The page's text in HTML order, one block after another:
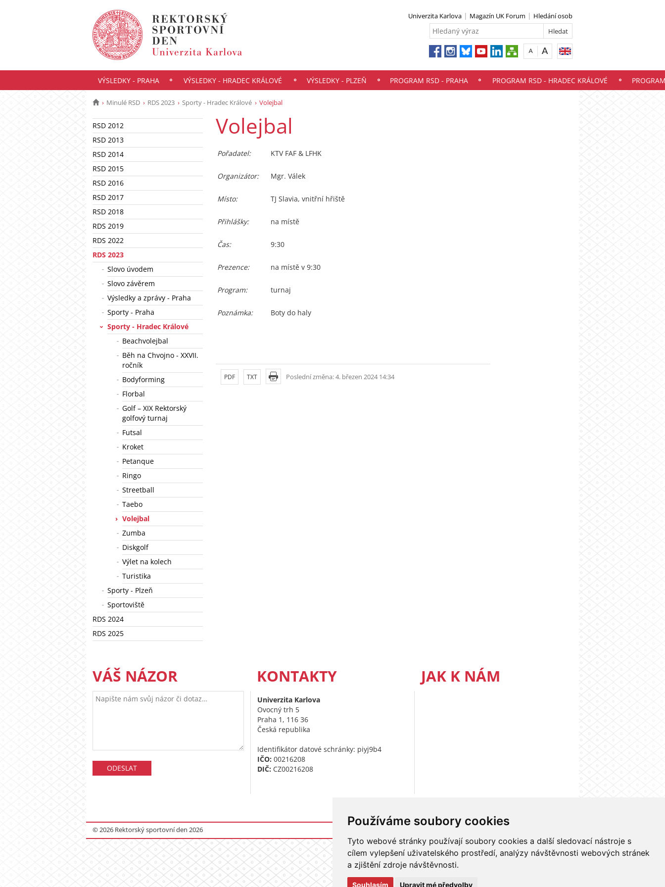
Používáme soubory cookies
Tyto webové stránky používají soubory cookies a další sledovací nástroje s
cílem vylepšení uživatelského prostředí, analýzy návštěvnosti webových stránek
a zjištění zdroje návštěvnosti.
Souhlasím Upravit mé předvolby
Univerzita Karlova Magazín UK Forum Hledání osob
VÝSLEDKY - PRAHA VÝSLEDKY - HRADEC KRÁLOVÉ VÝSLEDKY - PLZEŇ PROGRAM RSD - PRAHA PROGRAM RSD - HRADEC KRÁLOVÉ
Minulé RSD RDS 2023 Sporty - Hradec Králové Volejbal
RSD 2012
RSD 2013
RSD 2014
RSD 2015
RSD 2016
RSD 2017
RSD 2018
RDS 2019
RDS 2022
RDS 2023
Slovo úvodem
Slovo závěrem
Výsledky a zprávy - Praha
Sporty - Praha
Sporty - Hradec Králové
Beachvolejbal
Běh na Chvojno - XXVII.
ročník
Bodyforming
Florbal
Golf – XIX Rektorský
golfový turnaj
Futsal
Kroket
Petanque
Ringo
Streetball
Taebo
Volejbal
Zumba
Diskgolf
Výlet na kolech
Turistika
Sporty - Plzeň
Sportoviště
RDS 2024
RDS 2025
Volejbal
Pořadatel: KTV FAF & LFHK
Organizátor: Mgr. Válek
Místo: TJ Slavia, vnitřní hřiště
Přihlášky: na místě
Čas: 9:30
Prezence: na místě v 9:30
Program: turnaj
Poznámka: Boty do haly
Poslední změna: 4. březen 2024 14:34
PDF TXT
VÁŠ NÁZOR KONTAKTY
Univerzita Karlova
Ovocný trh 5
Praha 1, 116 36
Česká republika
Identifikátor datové schránky: piyj9b4
IČO: 00216208
DIČ: CZ00216208
JAK K NÁM
© 2026 Rektorský sportovní den 2026 Přihlášení do informačního systému UK